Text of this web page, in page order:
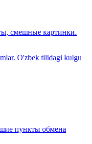
смешные картинки.
O'zbek tilidagi kulgu
пункты обмена